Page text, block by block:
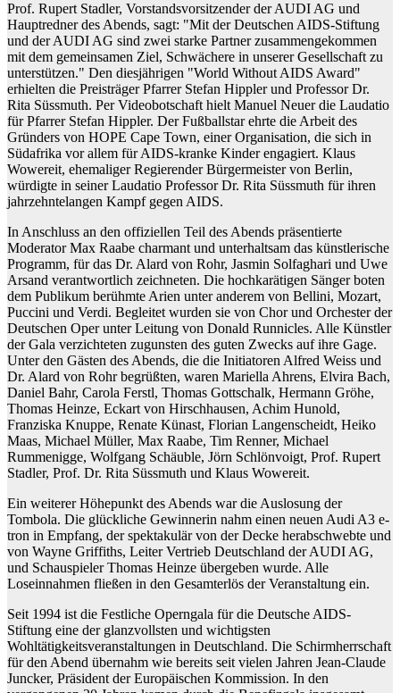
Prof. Rupert Stadler, Vorstandsvorsitzender der AUDI AG und
Hauptredner des Abends, sagt: "Mit der Deutschen AIDS-Stiftung
und der AUDI AG sind zwei starke Partner zusammengekommen
mit dem gemeinsamen Ziel, Schwächere in unserer Gesellschaft zu
unterstützen." Den diesjährigen "World Without AIDS Award"
erhielten die Preisträger Pfarrer Stefan Hippler und Professor Dr.
Rita Süssmuth. Per Videobotschaft hielt Manuel Neuer die Laudatio
für Pfarrer Stefan Hippler. Der Fußballstar ehrte die Arbeit des
Gründers von HOPE Cape Town, einer Organisation, die sich in
Südafrika vor allem für AIDS-kranke Kinder engagiert. Klaus
Wowereit, ehemaliger Regierender Bürgermeister von Berlin,
würdigte in seiner Laudatio Professor Dr. Rita Süssmuth für ihren
jahrzehntelangen Kampf gegen AIDS.
In Anschluss an den offiziellen Teil des Abends präsentierte
Moderator Max Raabe charmant und unterhaltsam das künstlerische
Programm, für das Dr. Alard von Rohr, Jasmin Solfaghari und Uwe
Arsand verantwortlich zeichneten. Die hochkarätigen Sänger boten
dem Publikum berühmte Arien unter anderem von Bellini, Mozart,
Puccini und Verdi. Begleitet wurden sie von Chor und Orchester der
Deutschen Oper unter Leitung von Donald Runnicles. Alle Künstler
der Gala verzichteten zugunsten des guten Zwecks auf ihre Gage.
Unter den Gästen des Abends, die die Initiatoren Alfred Weiss und
Dr. Alard von Rohr begrüßten, waren Mariella Ahrens, Elvira Bach,
Daniel Bahr, Carola Ferstl, Thomas Gottschalk, Hermann Gröhe,
Thomas Heinze, Eckart von Hirschhausen, Achim Hunold,
Franziska Knuppe, Renate Künast, Florian Langenscheidt, Heiko
Maas, Michael Müller, Max Raabe, Tim Renner, Michael
Rummenigge, Wolfgang Schäuble, Jörn Schlönvoigt, Prof. Rupert
Stadler, Prof. Dr. Rita Süssmuth und Klaus Wowereit.
Ein weiterer Höhepunkt des Abends war die Auslosung der
Tombola. Die glückliche Gewinnerin nahm einen neuen Audi A3 e-
tron in Empfang, der spektakulär von der Decke herabschwebte und
von Wayne Griffiths, Leiter Vertrieb Deutschland der AUDI AG,
und Schauspieler Thomas Heinze übergeben wurde. Alle
Loseinnahmen fließen in den Gesamterlös der Veranstaltung ein.
Seit 1994 ist die Festliche Operngala für die Deutsche AIDS-
Stiftung eine der glanzvollsten und wichtigsten
Wohltätigkeitsveranstaltungen in Deutschland. Die Schirmherrschaft
für den Abend übernahm wie bereits seit vielen Jahren Jean-Claude
Juncker, Präsident der Europäischen Kommission. In den